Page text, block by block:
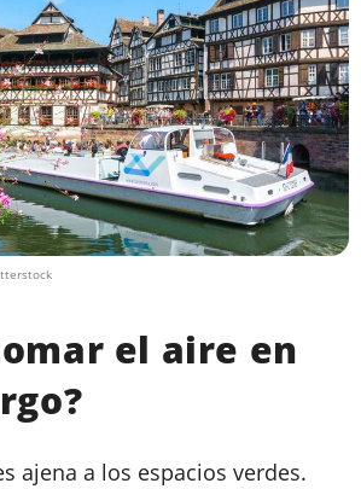
el aire en
ajena a los espacios verdes.